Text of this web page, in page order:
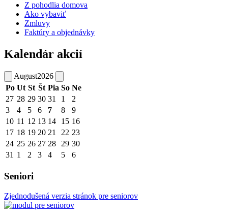
Z pohodlia domova
Ako vybaviť
Zmluvy
Faktúry a objednávky
Kalendár akcií
August2026
Po Ut St Št Pia So Ne
27 28 29 30 31 1
2
3
4 5 6 7 8
9
10 11 12 13 14 15 16
17 18 19 20 21 22 23
24 25 26 27 28 29 30
31 1 2 3 4 5 6
Seniori
Zjednodušená verzia stránok pre seniorov